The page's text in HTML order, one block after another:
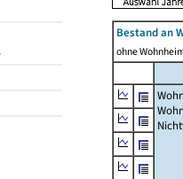
Bestand an
ohne